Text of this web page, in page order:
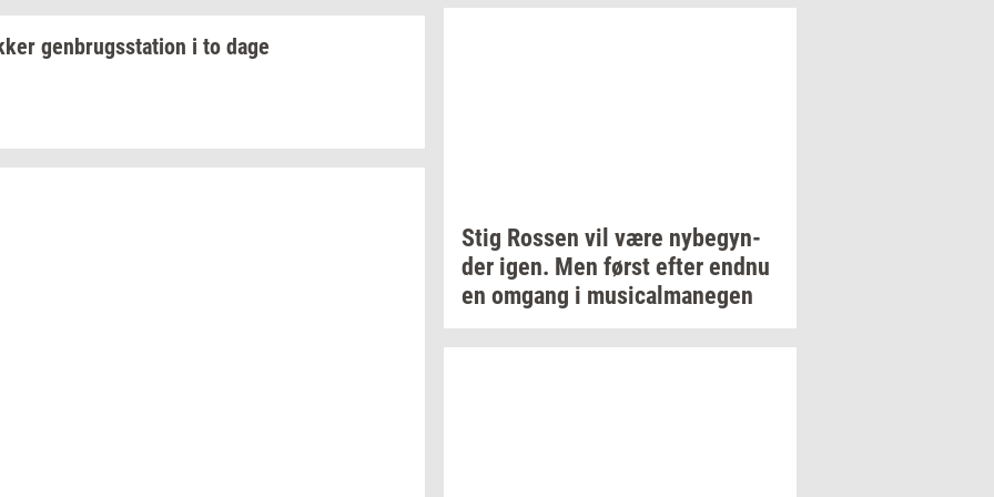
gen­brugs­sta­tion i to dage
Stig Ros­sen vil være ny­be­gyn­
der igen. Men først efter endnu
en om­gang i mu­si­cal­ma­ne­gen